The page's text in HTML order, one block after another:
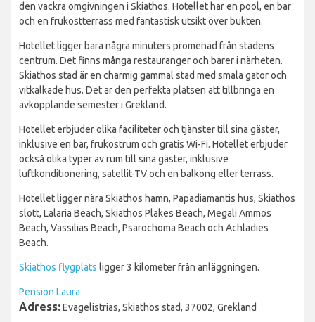
den vackra omgivningen i Skiathos. Hotellet har en pool, en bar
och en frukostterrass med fantastisk utsikt över bukten.
Hotellet ligger bara några minuters promenad från stadens
centrum. Det finns många restauranger och barer i närheten.
Skiathos stad är en charmig gammal stad med smala gator och
vitkalkade hus. Det är den perfekta platsen att tillbringa en
avkopplande semester i Grekland.
Hotellet erbjuder olika faciliteter och tjänster till sina gäster,
inklusive en bar, frukostrum och gratis Wi-Fi. Hotellet erbjuder
också olika typer av rum till sina gäster, inklusive
luftkonditionering, satellit-TV och en balkong eller terrass.
Hotellet ligger nära Skiathos hamn, Papadiamantis hus, Skiathos
slott, Lalaria Beach, Skiathos Plakes Beach, Megali Ammos
Beach, Vassilias Beach, Psarochoma Beach och Achladies
Beach.
Skiathos flygplats ligger 3 kilometer från anläggningen.
Pension Laura
Adress:Εvagelistrias, Skiathos stad, 37002, Grekland